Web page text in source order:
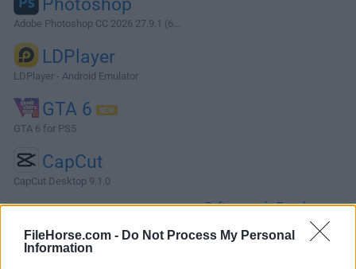
FileHorse.com - Do Not Process My Personal
Information
Photoshop
Adobe Photoshop CC 2026 27.9.1 (6...
LDPlayer
LDPlayer - Android Emulator
GTA 6
GTA 6 for PS5
CapCut
CapCut Desktop 9.1.0
Software más Populares »
Acerca de TightVNC